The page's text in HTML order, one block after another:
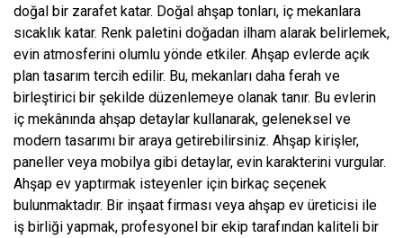
doğal bir zarafet katar. Doğal ahşap tonları, iç mekanlara
sıcaklık katar. Renk paletini doğadan ilham alarak belirlemek,
evin atmosferini olumlu yönde etkiler. Ahşap evlerde açık
plan tasarım tercih edilir. Bu, mekanları daha ferah ve
birleştirici bir şekilde düzenlemeye olanak tanır. Bu evlerin
iç mekânında ahşap detaylar kullanarak, geleneksel ve
modern tasarımı bir araya getirebilirsiniz. Ahşap kirişler,
paneller veya mobilya gibi detaylar, evin karakterini vurgular.
Ahşap ev yaptırmak isteyenler için birkaç seçenek
bulunmaktadır. Bir inşaat firması veya ahşap ev üreticisi ile
iş birliği yapmak, profesyonel bir ekip tarafından kaliteli bir